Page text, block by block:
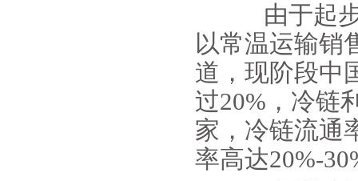
由于起步
以常温运输销
道，现阶段中
过20%，冷链
家，冷链流通
率高达20%-